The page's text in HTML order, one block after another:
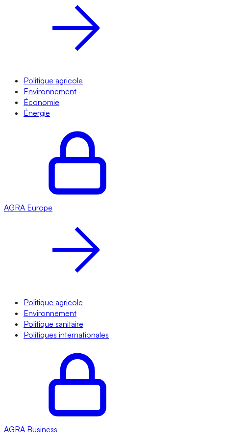
Politique agricole
Environnement
Économie
Énergie
AGRA Europe
Politique agricole
Environnement
Politique sanitaire
Politiques internationales
AGRA Business